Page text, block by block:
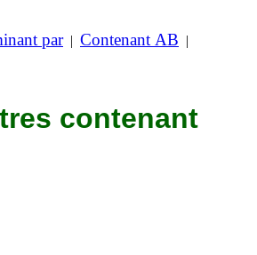
par| Contenant AB |
contenant